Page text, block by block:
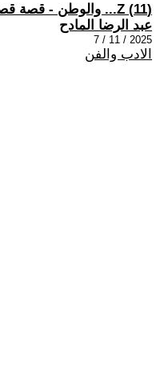
(11) Z... والوطن - قصة قصيرة
عبد الرضا المادح
2025 / 11 / 7
الادب والفن